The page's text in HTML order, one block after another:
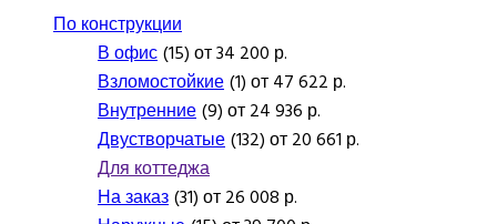
По конструкции
В офис(15) от 34 200 р.
Взломостойкие(1) от 47 622 р.
Внутренние(9) от 24 936 р.
Двустворчатые(132) от 20 661 р.
Для коттеджа
На заказ(31) от 26 008 р.